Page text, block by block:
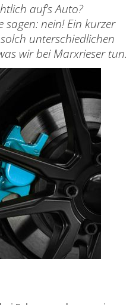
auf’s Auto?
sagen: nein! Ein kurzer
unterschiedlichen
wir bei Marxrieser tun.